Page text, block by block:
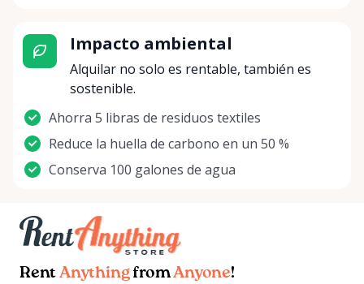
Impacto ambiental
Alquilar no solo es rentable, también es
sostenible.
Ahorra 5 libras de residuos textiles
Reduce la huella de carbono en un 50 %
Conserva 100 galones de agua
Rent AnythingfromAnyone!